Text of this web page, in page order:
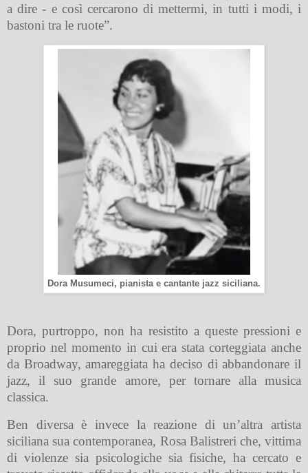
a dire - e così cercarono di mettermi, in tutti i modi, i
bastoni tra le ruote”.
Dora Musumeci, pianista e cantante jazz siciliana.
Dora, purtroppo, non ha resistito a queste pressioni e
proprio nel momento in cui era stata corteggiata anche
da Broadway, amareggiata ha deciso di abbandonare il
jazz, il suo grande amore, per tornare alla musica
classica.
Ben diversa è invece la reazione di un’altra artista
siciliana sua contemporanea, Rosa Balistreri che, vittima
di violenze sia psicologiche sia fisiche, ha cercato e